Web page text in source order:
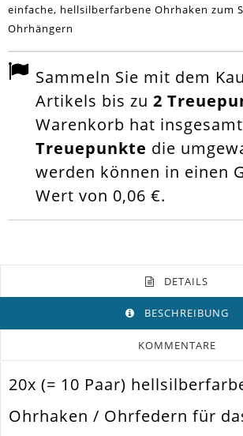
einfache, hellsilberfarbene Ohrhaken zum
Ohrhängern
Sammeln Sie mit dem
Artikels bis zu 2
Warenkorb hat insgesamt
Treuepunkte die
werden können in einen
Wert von 0,06 €.
DETAILS
BESCHREIBUNG
KOMMENTARE
Farbe Hellsilber
Funktion Ohrring
20x (= 10 Paar)
Ohrhaken / Ohrfedern für